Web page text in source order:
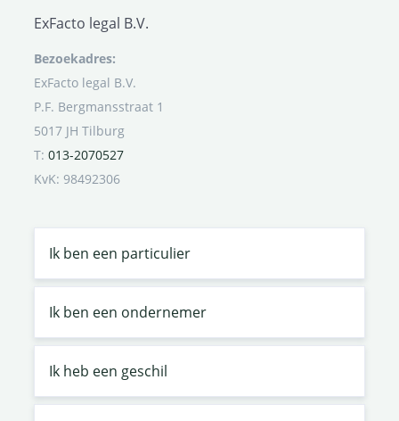
ExFacto legal B.V.
Bezoekadres:
ExFacto legal B.V.
P.F. Bergmansstraat 1
5017 JH Tilburg
T: 013-2070527
KvK: 98492306
Ik ben een particulier
Ik ben een ondernemer
Ik heb een geschil